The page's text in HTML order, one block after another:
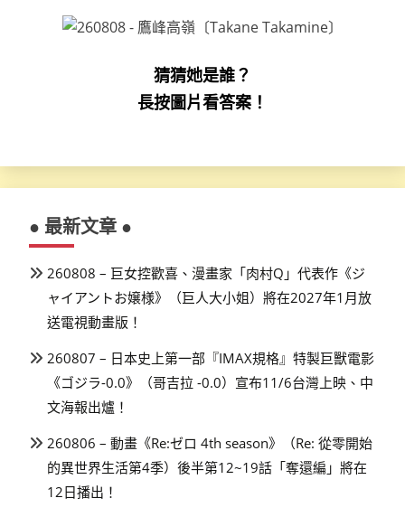
猜猜她是誰？
長按圖片看答案！
● 最新文章 ●
260808 – 巨女控歡喜、漫畫家「肉村Q」代表作《ジ
ャイアントお嬢様》（巨人大小姐）將在2027年1月放
送電視動畫版！
260807 – 日本史上第一部『IMAX規格』特製巨獸電影
《ゴジラ-0.0》（哥吉拉 -0.0）宣布11/6台灣上映、中
文海報出爐！
260806 – 動畫《Re:ゼロ 4th season》（Re: 從零開始
的異世界生活第4季）後半第12~19話「奪還編」將在
12日播出！